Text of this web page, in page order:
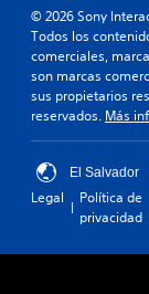
© 2026 Sony
Todos los
comerciales,
son marcas
sus propietarios
reservados. Más
El Salvador
Legal
Política de
privacidad